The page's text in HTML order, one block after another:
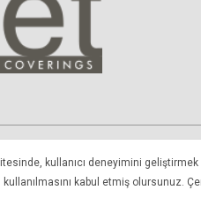
bir Net Zemin Kaplamaları San. ve
kullanıcı deneyimini
kullanılmasını kabul etmiş olursunuz.